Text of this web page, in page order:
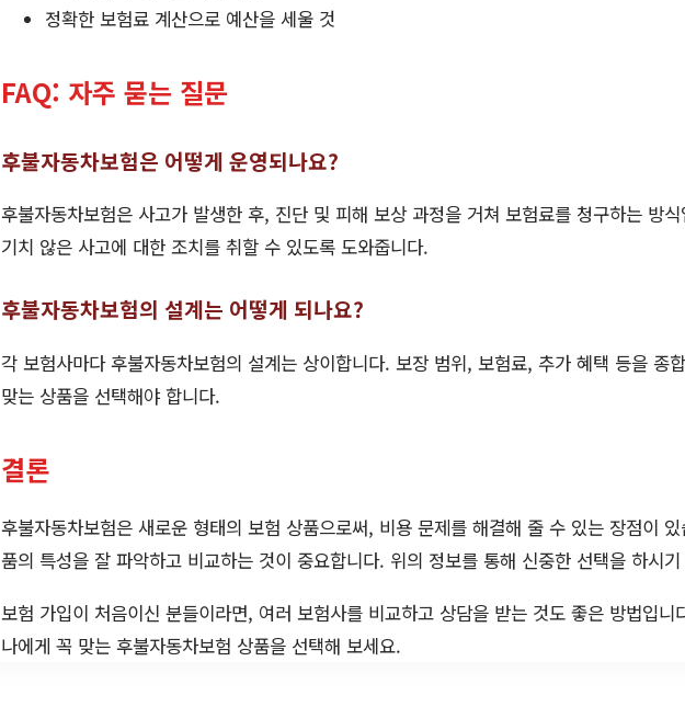
정확한 보험료 계산으로 예산을 세울 것
FAQ: 자주 묻는 질문
후불자동차보험은 어떻게 운영되나요?
후불자동차보험은 사고가 발생한 후, 진단 및 피해 보상 과정을 거쳐 보험료를 청구하는 방
기치 않은 사고에 대한 조치를 취할 수 있도록 도와줍니다.
후불자동차보험의 설계는 어떻게 되나요?
각 보험사마다 후불자동차보험의 설계는 상이합니다. 보장 범위, 보험료, 추가 혜택 등을 종
맞는 상품을 선택해야 합니다.
결론
후불자동차보험은 새로운 형태의 보험 상품으로써, 비용 문제를 해결해 줄 수 있는 장점이
품의 특성을 잘 파악하고 비교하는 것이 중요합니다. 위의 정보를 통해 신중한 선택을 하시
보험 가입이 처음이신 분들이라면, 여러 보험사를 비교하고 상담을 받는 것도 좋은 방법입니
나에게 꼭 맞는 후불자동차보험 상품을 선택해 보세요.